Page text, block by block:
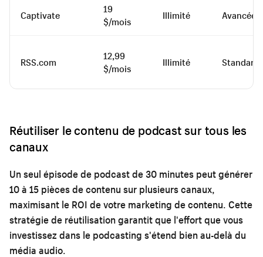
Captivate
19
$/mois
Illimité Avancée
RSS.com
12,99
$/mois
Illimité Standard
Réutiliser le contenu de podcast sur tous les
canaux
Un seul épisode de podcast de 30 minutes peut générer
10 à 15 pièces de contenu sur plusieurs canaux,
maximisant le ROI de votre marketing de contenu. Cette
stratégie de réutilisation garantit que l'effort que vous
investissez dans le podcasting s'étend bien au-delà du
média audio.